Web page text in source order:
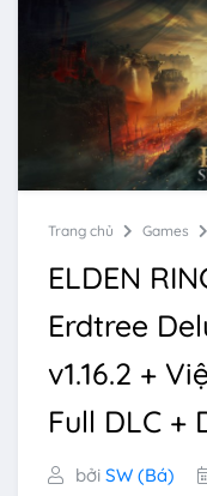
Trang chủ Games
ELDEN
Erdtree
v1.16.2 +
Full DLC +
bởi SW (Bá)